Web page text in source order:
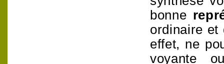
bonne
ordinaire et
effet, ne
voyante